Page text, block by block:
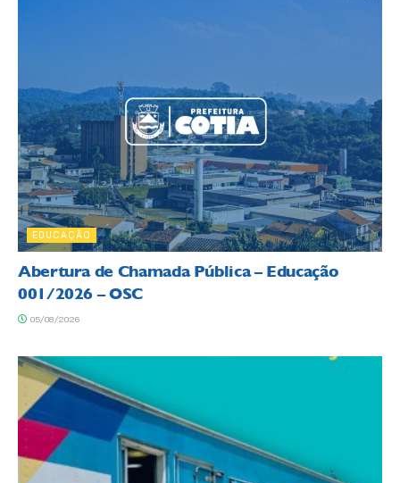
EDUCAÇÃO
Abertura de Chamada Pública – Educação
001/2026 – OSC
05/08/2026